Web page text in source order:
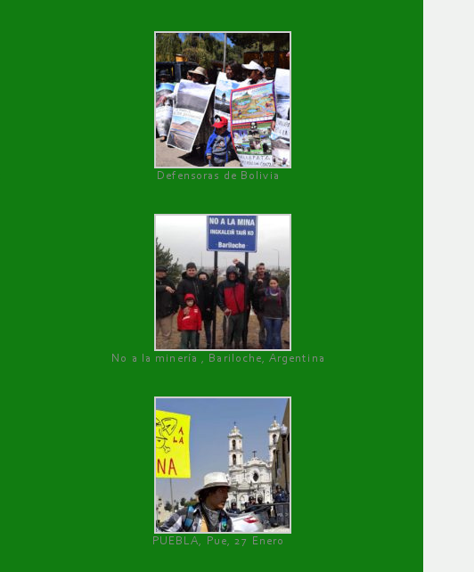
Defensoras de Bolivia
No a la minería , Bariloche, Argentina
PUEBLA, Pue, 27 Enero